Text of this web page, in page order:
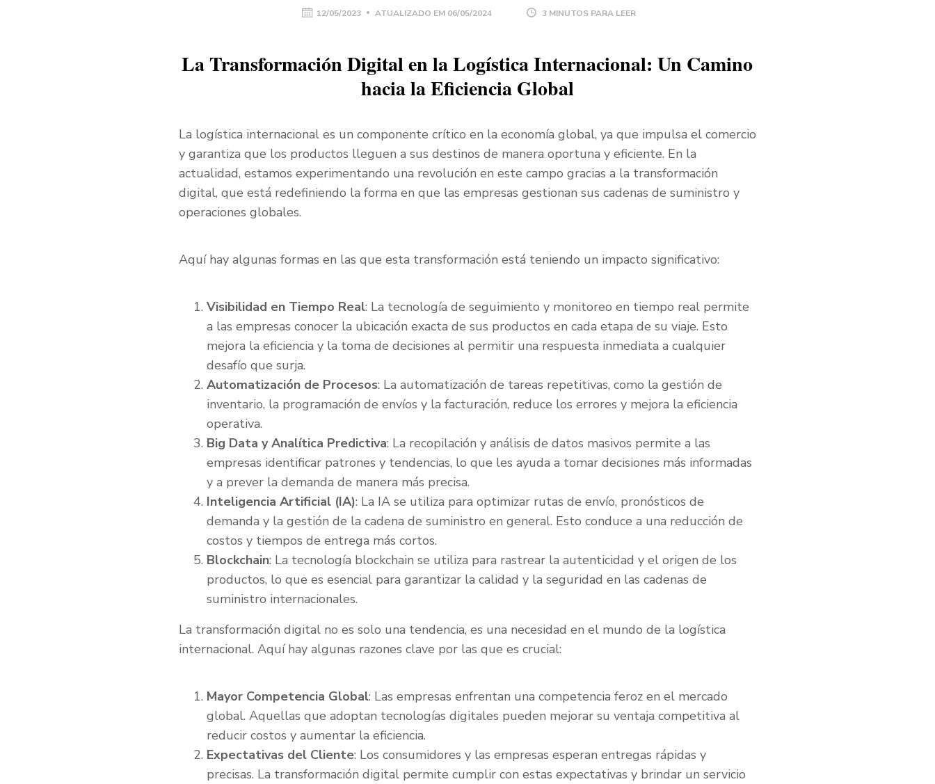
12/05/2023 ATUALIZADO EM 06/05/2024 3 MINUTOS PARA LEER
La Transformación Digital en la Logística Internacional: Un Camino
hacia la Eficiencia Global
La logística internacional es un componente crítico en la economía global, ya que impulsa el comercio
y garantiza que los productos lleguen a sus destinos de manera oportuna y eficiente. En la
actualidad, estamos experimentando una revolución en este campo gracias a la transformación
digital, que está redefiniendo la forma en que las empresas gestionan sus cadenas de suministro y
operaciones globales.
Aquí hay algunas formas en las que esta transformación está teniendo un impacto significativo:
Visibilidad en Tiempo Real: La tecnología de seguimiento y monitoreo en tiempo real permite
a las empresas conocer la ubicación exacta de sus productos en cada etapa de su viaje. Esto
mejora la eficiencia y la toma de decisiones al permitir una respuesta inmediata a cualquier
desafío que surja.
Automatización de Procesos: La automatización de tareas repetitivas, como la gestión de
inventario, la programación de envíos y la facturación, reduce los errores y mejora la eficiencia
operativa.
Big Data y Analítica Predictiva: La recopilación y análisis de datos masivos permite a las
empresas identificar patrones y tendencias, lo que les ayuda a tomar decisiones más informadas
y a prever la demanda de manera más precisa.
Inteligencia Artificial (IA): La IA se utiliza para optimizar rutas de envío, pronósticos de
demanda y la gestión de la cadena de suministro en general. Esto conduce a una reducción de
costos y tiempos de entrega más cortos.
Blockchain: La tecnología blockchain se utiliza para rastrear la autenticidad y el origen de los
productos, lo que es esencial para garantizar la calidad y la seguridad en las cadenas de
suministro internacionales.
La transformación digital no es solo una tendencia, es una necesidad en el mundo de la logística
internacional. Aquí hay algunas razones clave por las que es crucial:
Mayor Competencia Global: Las empresas enfrentan una competencia feroz en el mercado
global. Aquellas que adoptan tecnologías digitales pueden mejorar su ventaja competitiva al
reducir costos y aumentar la eficiencia.
Expectativas del Cliente: Los consumidores y las empresas esperan entregas rápidas y
precisas. La transformación digital permite cumplir con estas expectativas y brindar un servicio